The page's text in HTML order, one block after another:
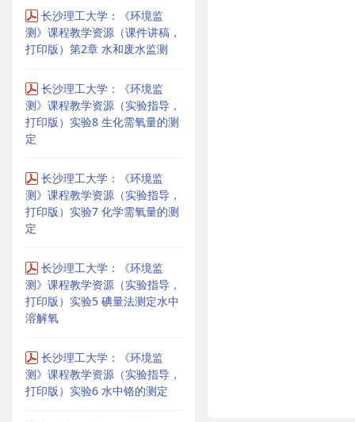
长沙理工大学：《环境监
测》课程教学资源（课件讲稿，
打印版）第2章 水和废水监测
长沙理工大学：《环境监
测》课程教学资源（实验指导，
打印版）实验8 生化需氧量的测
定
长沙理工大学：《环境监
测》课程教学资源（实验指导，
打印版）实验7 化学需氧量的测
定
长沙理工大学：《环境监
测》课程教学资源（实验指导，
打印版）实验5 碘量法测定水中
溶解氧
长沙理工大学：《环境监
测》课程教学资源（实验指导，
打印版）实验6 水中铬的测定